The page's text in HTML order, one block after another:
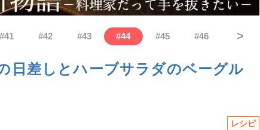
#41 #42 #43 #44 #45 #46 >
日差しとハーブサラダのベーグル
レシピ